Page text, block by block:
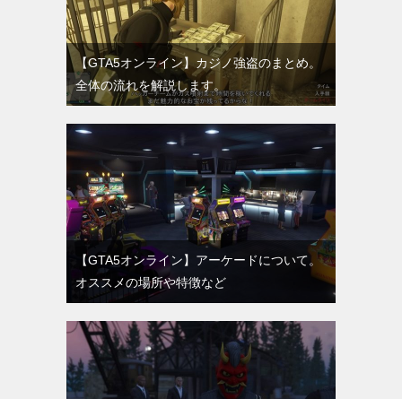
【GTA5オンライン】カジノ強盗のまとめ。
全体の流れを解説します。
【GTA5オンライン】アーケードについて。
オススメの場所や特徴など